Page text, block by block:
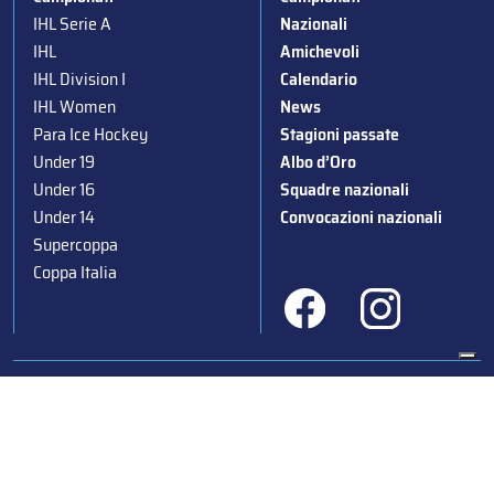
IHL Serie A
IHL
IHL Division I
IHL Women
Para Ice Hockey
Under 19
Under 16
Under 14
Supercoppa
Coppa Italia
Nazionali
Amichevoli
Calendario
News
Stagioni passate
Albo d’Oro
Squadre nazionali
Convocazioni nazionali